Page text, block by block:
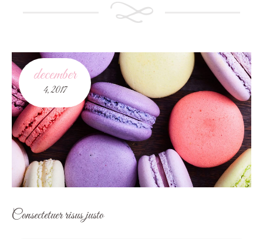
december
4,2017
Consectetuer risus justo